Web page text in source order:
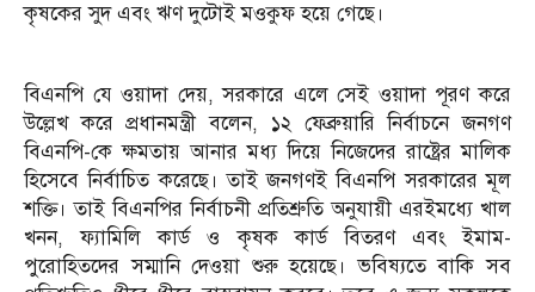
কৃষকের সুদ এবং ঋণ দুটোই মওকুফ হয়ে গেছে।
বিএনপি যে ওয়াদা দেয়, সরকারে এলে সেই ওয়াদা পূরণ করে
উল্লেখ করে প্রধানমন্ত্রী বলেন, ১২ ফেব্রুয়ারি নির্বাচনে জনগণ
বিএনপি-কে ক্ষমতায় আনার মধ্য দিয়ে নিজেদের রাষ্ট্রের মালিক
হিসেবে নির্বাচিত করেছে। তাই জনগণই বিএনপি সরকারের মূল
শক্তি। তাই বিএনপির নির্বাচনী প্রতিশ্রুতি অনুযায়ী এরইমধ্যে খাল
খনন, ফ্যামিলি কার্ড ও কৃষক কার্ড বিতরণ এবং ইমাম-
পুরোহিতদের সম্মানি দেওয়া শুরু হয়েছে। ভবিষ্যতে বাকি সব